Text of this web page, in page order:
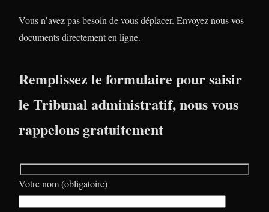
Vous n’avez pas besoin de vous déplacer. Envoyez nous vos
documents directement en ligne.
Remplissez le formulaire pour saisir
le Tribunal administratif, nous vous
rappelons gratuitement
Votre nom (obligatoire)